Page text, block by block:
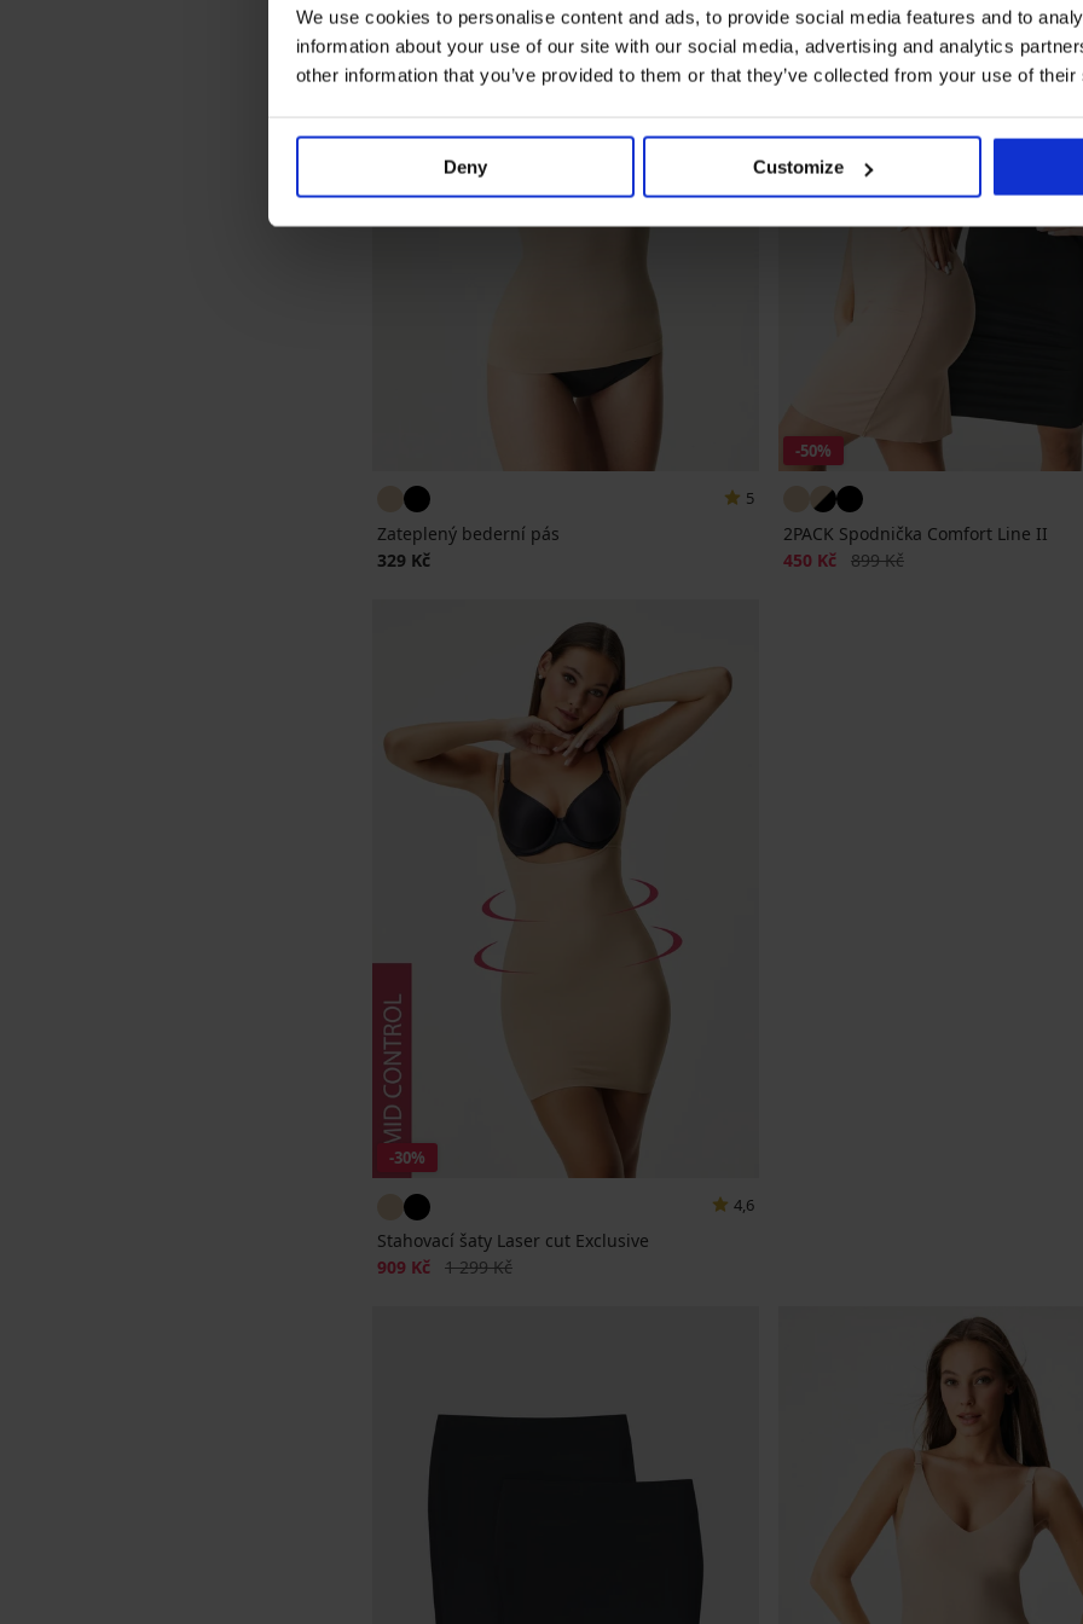
We use cookies to personalise content and ads, to provide social media features and to
information about your use of our site with our social media, advertising and analytics
other information that you’ve provided to them or that they’ve collected from your use of
Deny Customize
5
Zateplený bederní pás
329 Kč
-50%
2PACK Spodnička Comfort Line II
Sleva
450 Kč Původní cena
899 Kč
-30%
4,6
Stahovací šaty Laser cut Exclusive
Sleva
909 Kč Původní cena
1 299 Kč